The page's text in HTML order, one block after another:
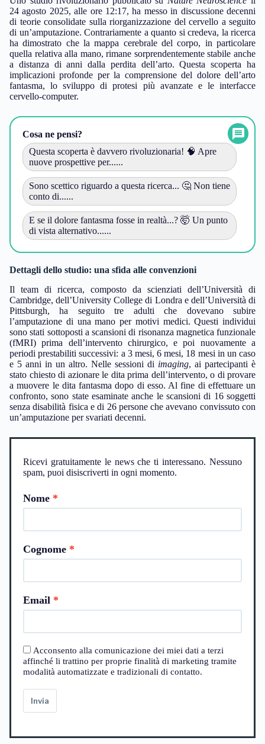
24 agosto 2025, alle ore 12:17, ha messo in discussione decenni
di teorie consolidate sulla riorganizzazione del cervello a seguito
di un’amputazione. Contrariamente a quanto si credeva, la ricerca
ha dimostrato che la mappa cerebrale del corpo, in particolare
quella relativa alla mano, rimane sorprendentemente stabile anche
a distanza di anni dalla perdita dell’arto. Questa scoperta ha
implicazioni profonde per la comprensione del dolore dell’arto
fantasma, lo sviluppo di protesi più avanzate e le interfacce
cervello-computer.
Cosa ne pensi?
Questa scoperta è davvero rivoluzionaria! 🧠 Apre
nuove prospettive per......
Sono scettico riguardo a questa ricerca... 🤔 Non tiene
conto di......
E se il dolore fantasma fosse in realtà...? 🤯 Un punto
di vista alternativo......
Dettagli dello studio: una sfida alle convenzioni
Il team di ricerca, composto da scienziati dell’Università di
Cambridge, dell’University College di Londra e dell’Università di
Pittsburgh, ha seguito tre adulti che dovevano subire
l’amputazione di una mano per motivi medici. Questi individui
sono stati sottoposti a scansioni di risonanza magnetica funzionale
(fMRI) prima dell’intervento chirurgico, e poi nuovamente a
periodi prestabiliti successivi: a 3 mesi, 6 mesi, 18 mesi in un caso
e 5 anni in un altro. Nelle sessioni di imaging, ai partecipanti è
stato chiesto di azionare le dita prima dell’intervento, o di provare
a muovere le dita fantasma dopo di esso. Al fine di effettuare un
confronto, sono state esaminate anche le scansioni di 16 soggetti
senza disabilità fisica e di 26 persone che avevano convissuto con
un’amputazione per svariati decenni.
Ricevi gratuitamente le news che ti interessano. Nessuno
spam, puoi disiscriverti in ogni momento.
Nome
Cognome
Email
Acconsento alla comunicazione dei miei dati a terzi
affinché li trattino per proprie finalità di marketing tramite
modalità automatizzate e tradizionali di contatto.
Invia